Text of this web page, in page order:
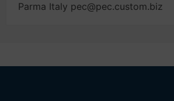
Parma Italy pec@pec.custom.biz